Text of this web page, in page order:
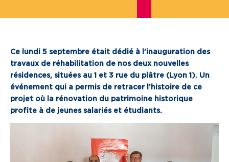
Innovation
Qui sommes-nous
Notre projet d’entreprise
Notre organisation
Ce lundi 5 septembre était dédié à l’inauguration des
travaux de réhabilitation de nos deux nouvelles
résidences, situées au 1 et 3 rue du plâtre (Lyon 1). Un
événement qui a permis de retracer l’histoire de ce
projet où la rénovation du patrimoine historique
profite à de jeunes salariés et étudiants.